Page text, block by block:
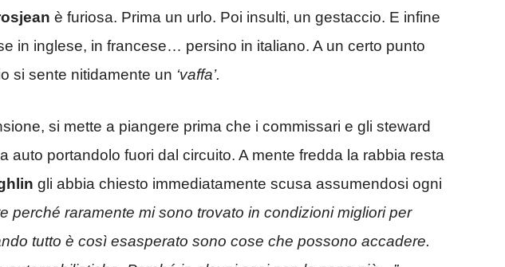
è furiosa. Prima un urlo. Poi insulti, un gestaccio. E infine
in inglese, in francese… persino in italiano. A un certo punto
si sente nitidamente un ‘vaffa’.
si mette a piangere prima che i commissari e gli steward
auto portandolo fuori dal circuito. A mente fredda la rabbia resta
gli abbia chiesto immediatamente scusa assumendosi ogni
perché raramente mi sono trovato in condizioni migliori per
tutto è così esasperato sono cose che possono accadere.
automobilistiche. Perché in alcuni casi non lo sono più…”